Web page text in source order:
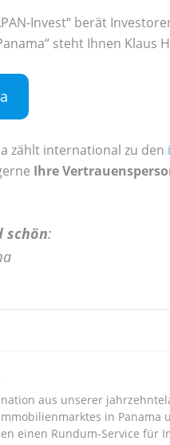
Invest“ berät
steht Ihnen
zählt international zu den
Ihre
schön:
aus unserer
in
einen Rundum-Service für